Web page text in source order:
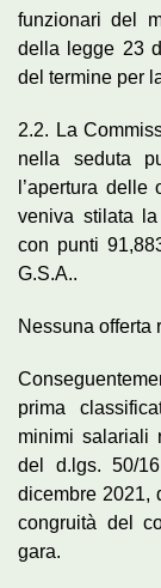
funzionari del
della legge 23
del termine per
2.2. La
nella seduta
l’apertura
veniva stilata
con punti
G.S.A..
Nessuna offerta
prima
minimi salariali
del d.lgs. 50/
dicembre 2021,
congruità del
gara.